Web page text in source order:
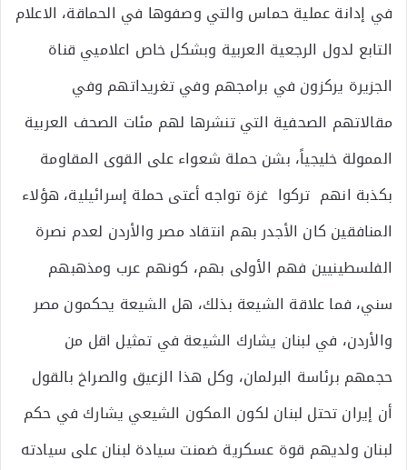
في إدانة عملية حماس والتي وصفوها في الحماقة، الاعلام
التابع لدول الرجعية العربية وبشكل خاص اعلاميي قناة
الجزيرة يركزون في برامجهم وفي تغريداتهم وفي
مقالاتهم الصحفية التي تنشرها لهم مئات الصحف العربية
الممولة خليجياً، بشن حملة شعواء على القوى المقاومة
بكذبة انهم تركوا غزة تواجه أعتى حملة إسرائيلية، هؤلاء
المنافقين كان الأجدر بهم انتقاد مصر والأردن لعدم نصرة
الفلسطينيين فهم الأولى بهم، كونهم عرب ومذهبهم
سني، فما علاقة الشيعة بذلك، هل الشيعة يحكمون مصر
والأردن، في لبنان يشارك الشيعة في تمثيل اقل من
حجمهم برئاسة البرلمان، وكل هذا الزعيق والصراخ بالقول
أن إيران تحتل لبنان لكون المكون الشيعي يشارك في حكم
لبنان ولديهم قوة عسكرية ضمنت سيادة لبنان على سيادته